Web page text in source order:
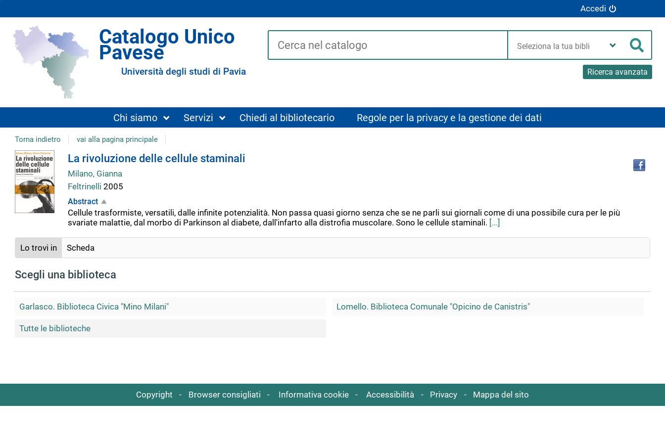
Accedi
Catalogo Unico
Pavese
Università degli studi di Pavia
Cerca su "Catalogo"
Cerca
Ricerca avanzata
Chi siamo Servizi Chiedi al bibliotecario Regole per la privacy e la gestione dei dati
Torna indietro vai alla pagina principale
Dettaglio
del
documento
La rivoluzione delle cellule staminali
Milano, Gianna
Feltrinelli 2005
Abstract
Cellule trasformiste, versatili, dalle infinite potenzialità. Non passa quasi giorno senza che se ne parli sui giornali come di una possibile cura per le più
svariate malattie, dal morbo di Parkinson al diabete, dall'infarto alla distrofia muscolare. Sono le cellule staminali. [...]
Lo trovi in Scheda
Scegli una biblioteca
Garlasco. Biblioteca Civica "Mino Milani" Lomello. Biblioteca Comunale "Opicino de Canistris"
Tutte le biblioteche
Copyright Browser consigliati Informativa cookie Accessibilità Privacy Mappa del sito